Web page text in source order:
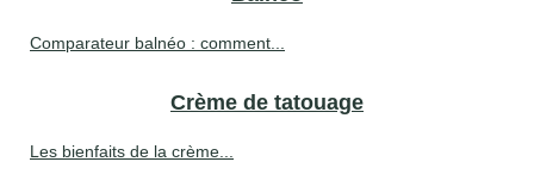
Comparateur balnéo : comment...
Crème de tatouage
Les bienfaits de la crème...